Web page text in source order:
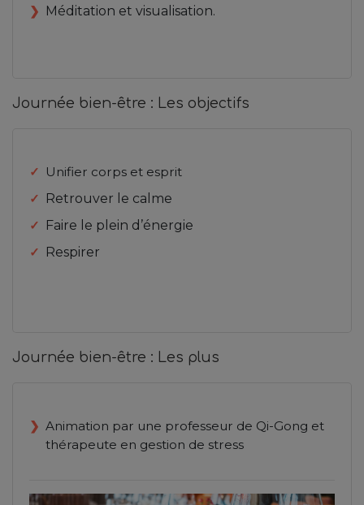
Méditation et visualisation.
Journée bien-être : Les objectifs
Unifier corps et esprit
Retrouver le calme
Faire le plein d’énergie
Respirer
Journée bien-être : Les plus
Animation par une professeur de Qi-Gong et
thérapeute en gestion de stress